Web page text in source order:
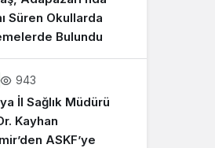
Süren Okullarda
Bulundu
943
İl Sağlık Müdürü
Kayhan
ASKF’ye